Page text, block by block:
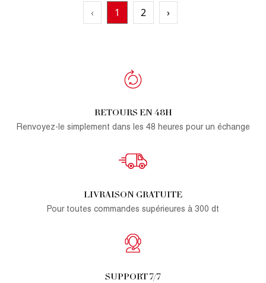
‹ 1 2 ›
RETOURS EN 48H
Renvoyez-le simplement dans les 48 heures pour un échange
LIVRAISON GRATUITE
Pour toutes commandes supérieures à 300 dt
SUPPORT 7/7